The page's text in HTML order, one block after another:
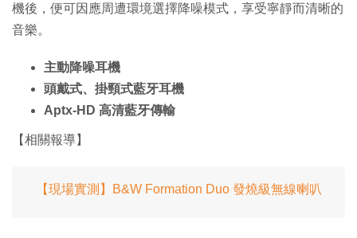
機後，便可因應周遭環境選擇降噪模式，享受寧靜而清晰的
音樂。
主動降噪耳機
頭戴式、掛頸式藍牙耳機
Aptx-HD 高清藍牙傳輸
【相關報導】
【現場實測】B&W Formation Duo 發燒級無線喇叭